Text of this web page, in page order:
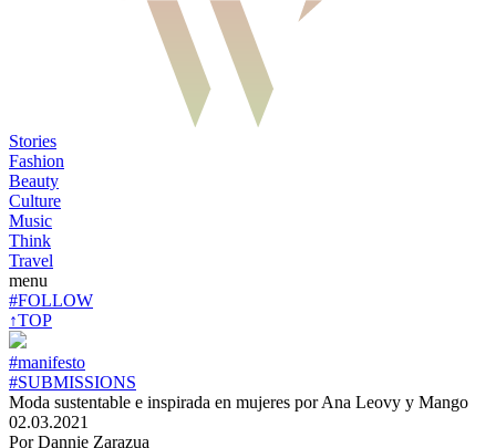
Stories
Fashion
Beauty
Culture
Music
Think
Travel
menu
#FOLLOW
↑TOP
#manifesto
#SUBMISSIONS
Moda sustentable e inspirada en mujeres por Ana Leovy y Mango
02.03.2021
Por Dannie Zarazua